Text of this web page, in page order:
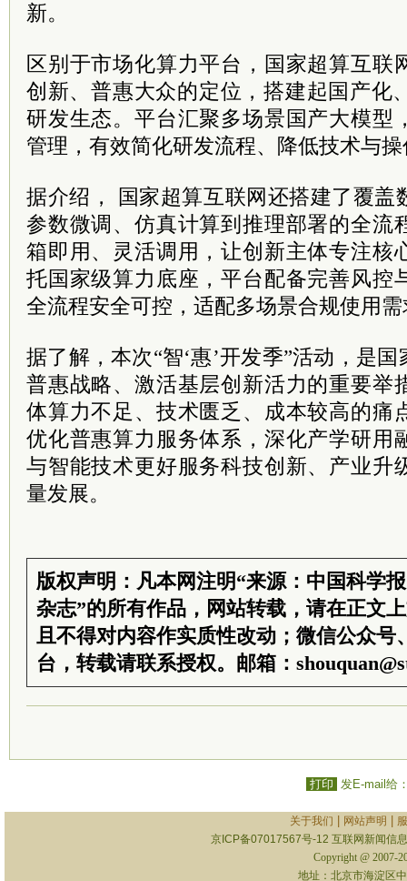
新。
区别于市场化算力平台，国家超算互联
创新、普惠大众的定位，搭建起国产化
研发生态。平台汇聚多场景国产大模型
管理，有效简化研发流程、降低技术与
据介绍， 国家超算互联网还搭建了覆盖
参数微调、仿真计算到推理部署的全流
箱即用、灵活调用，让创新主体专注核
托国家级算力底座，平台配备完善风控
全流程安全可控，适配多场景合规使用
据了解，本次“智‘惠’开发季”活动，是
普惠战略、激活基层创新活力的重要举
体算力不足、技术匮乏、成本较高的痛
优化普惠算力服务体系，深化产学研用
与智能技术更好服务科技创新、产业升
量发展。
版权声明：凡本网注明“来源：中国科学
杂志”的所有作品，网站转载，请在正文
且不得对内容作实质性改动；微信公众号
台，转载请联系授权。邮箱：
打印 发E-mail给
关于我们 网站声明
京ICP备07017567号-12 互联网新闻信
Copyright @ 2007-
地址：北京市海淀区